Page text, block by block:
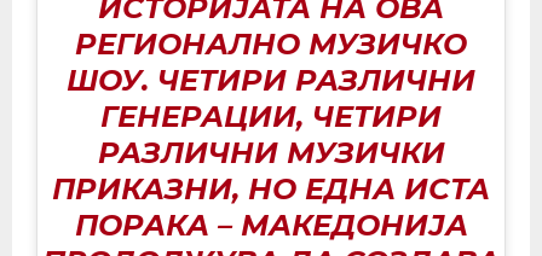
ИСТОРИЈАТА НА ОВА
РЕГИОНАЛНО МУЗИЧКО
ШОУ. ЧЕТИРИ РАЗЛИЧНИ
ГЕНЕРАЦИИ, ЧЕТИРИ
РАЗЛИЧНИ МУЗИЧКИ
ПРИКАЗНИ, НО ЕДНА ИСТА
ПОРАКА – МАКЕДОНИЈА